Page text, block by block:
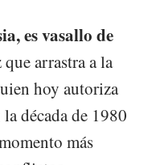
es vasallo de
arrastra a la
hoy autoriza
década de 1980
más